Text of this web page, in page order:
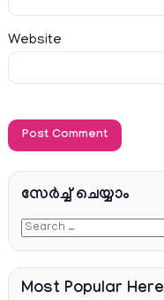
Website
സേര്‍ച്ച്‌ ചെയ്യാം
Most Popular Here